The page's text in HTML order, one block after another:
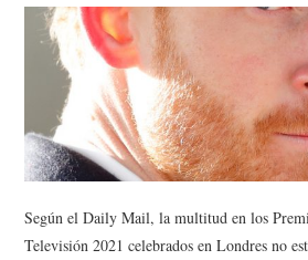
Según el Daily Mail, la multitud en los
Televisión 2021 celebrados en Londres no